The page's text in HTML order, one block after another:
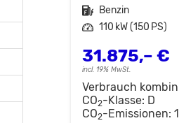
Kraftstoff Benzin
Leistung 110 kW (150 PS)
31.875,– €
incl. 19% MwSt.
Verbrauch
CO2-Klasse: D
CO2-Emissionen: